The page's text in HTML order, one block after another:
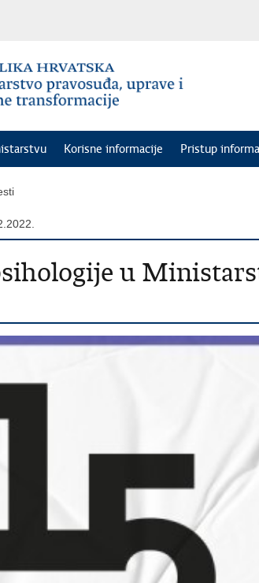
Korisne informacije Pristup
u